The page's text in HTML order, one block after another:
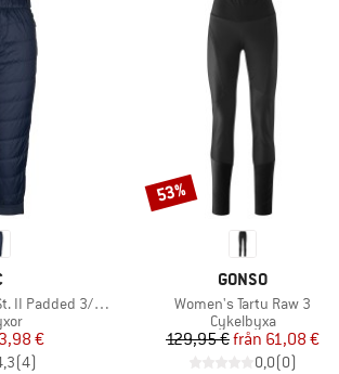
3/4 Pants
pris
€
(4)
VARUMÄRKE
GONSO
Produkter
Women's Tartu Raw 3
Produktgrupp
Cykelbyxa
Pris
129,95 € Reducerat pris
från 61,08 €
0,0(0)
Rabatt
53%